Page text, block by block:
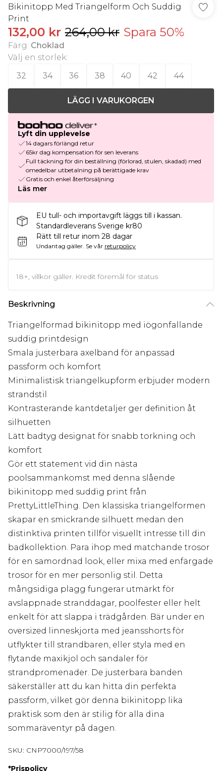
Bikinitopp Med Triangelform Och Suddig
Print
132,00 kr 264,00 kr Spara 50%
Färg: Choklad
Välj en storlek:
32
34 36 38 40 42 44
LÄGG I VARUKORGEN
Lyft din upplevelse
14 dagars förlängd retur
65kr dag kompensation för sen leverans
Full täckning för din beställning (förlorad, stulen, skadad) med
omedelbar utbetalning på berättigade krav
Gratis och enkel återförsäljning
Läs mer
EU tull- och importavgift läggs till i kassan.
Standardleverans Sverige kr80
Rätt till retur inom 28 dagar
Undantag gäller. Se vår returpolicy
18+, villkor gäller. Kredit föremål för status
Beskrivning
Triangelformad bikinitopp med iögonfallande
suddig printdesign
Smala justerbara axelband för anpassad
passform och komfort
Minimalistisk triangelkupform erbjuder modern
strandstil
Kontrasterande kantdetaljer ger definition åt
silhuetten
Lätt badtyg designat för snabb torkning och
komfort
Gör ett statement vid din nästa
poolsammankomst med denna slående
bikinitopp med suddig print från
PrettyLittleThing. Den klassiska triangelformen
skapar en smickrande silhuett medan den
distinktiva printen tillför visuellt intresse till din
badkollektion. Para ihop med matchande trosor
för en samordnad look, eller mixa med enfärgade
trosor för en mer personlig stil. Detta
mångsidiga plagg fungerar utmärkt för
avslappnade stranddagar, poolfester eller helt
enkelt för att slappa i trädgården. Bär under en
oversized linneskjorta med jeansshorts för
utflykter till strandbaren, eller styla med en
flytande maxikjol och sandaler för
strandpromenader. De justerbara banden
säkerställer att du kan hitta din perfekta
passform, vilket gör denna bikinitopp lika
praktisk som den är stilig för alla dina
sommaräventyr på dagen.
SKU: CNP7000/197/58
*Prispolicy